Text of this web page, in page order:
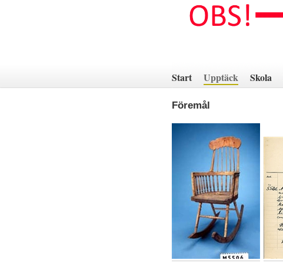
innehåll
Start Upptäck Skola
Föremål